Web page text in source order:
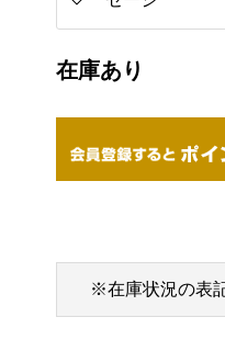
在庫あり
※在庫状況の表